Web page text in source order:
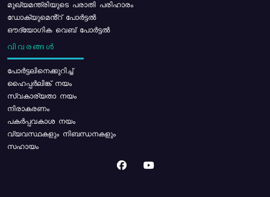
മുഖ്യമന്ത്രിയുടെ പരാതി പരിഹാരം
ഡോക്യുമെൻ്റ് പോർട്ടൽ
ഔദ്യോഗിക വെബ് പോർട്ടൽ
വിവരങ്ങൾ
പോര്‍ട്ടലിനെക്കുറിച്ച്
ഹൈപ്പർലിങ്ക് നയം
സ്വകാര്യതാ നയം
നിരാകരണം
പകർപ്പവകാശ നയം
വ്യവസ്ഥകളും നിബന്ധനകളും
സഹായം